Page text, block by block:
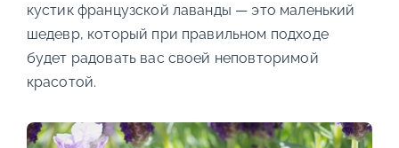
кустик французской лаванды — это маленький
шедевр, который при правильном подходе
будет радовать вас своей неповторимой
красотой.